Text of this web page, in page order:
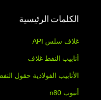
الكلمات الرئيسية
غلاف سلس API
أنابيب النفط غلاف
الأنابيب الفولاذية حقول
أنبوب n80